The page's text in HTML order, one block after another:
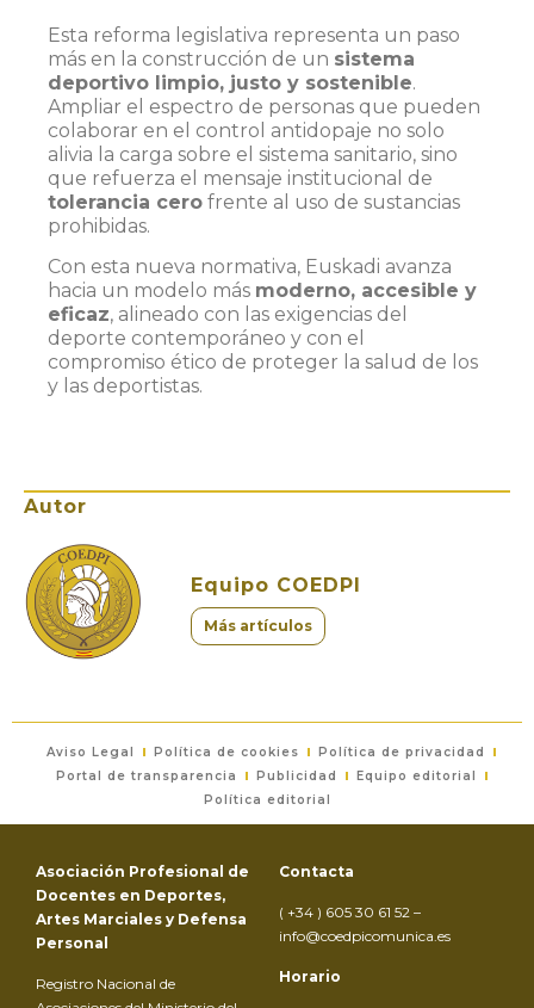
Esta reforma legislativa representa un paso
más en la construcción de un sistema
deportivo limpio, justo y sostenible.
Ampliar el espectro de personas que pueden
colaborar en el control antidopaje no solo
alivia la carga sobre el sistema sanitario, sino
que refuerza el mensaje institucional de
tolerancia cero frente al uso de sustancias
prohibidas.
Con esta nueva normativa, Euskadi avanza
hacia un modelo más moderno, accesible y
eficaz, alineado con las exigencias del
deporte contemporáneo y con el
compromiso ético de proteger la salud de los
y las deportistas.
Autor
Equipo COEDPI
Más artículos
Aviso Legal Política de cookies
Política de privacidad
Portal de transparencia
Publicidad
Equipo editorial
Política editorial
Asociación Profesional de
Docentes en Deportes,
Artes Marciales y Defensa
Personal
Registro Nacional de
Contacta
( +34 ) 605 30 61 52 –
info@coedpicomunica.es
Horario